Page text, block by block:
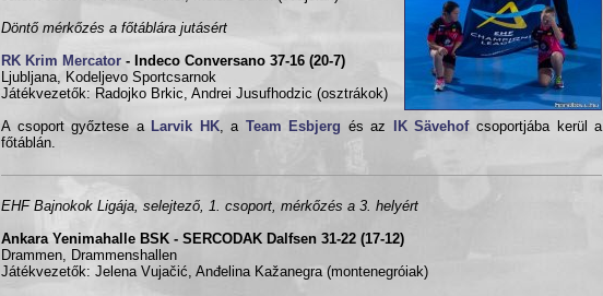
Döntő mérkőzés a főtáblára jutásért
RK Krim Mercator - Indeco Conversano 37-16 (20-7)
Ljubljana, Kodeljevo Sportcsarnok
Játékvezetők: Radojko Brkic, Andrei Jusufhodzic (osztrákok)
A csoport győztese a Larvik HK, a Team Esbjerg és az IK Sävehofcsoportjába kerül a
főtáblán.
EHF Bajnokok Ligája, selejtező, 1. csoport, mérkőzés a 3. helyért
Ankara Yenimahalle BSK - SERCODAK Dalfsen 31-22 (17-12)
Drammen, Drammenshallen
Játékvezetők: Jelena Vujačić, Anđelina Kažanegra (montenegróiak)